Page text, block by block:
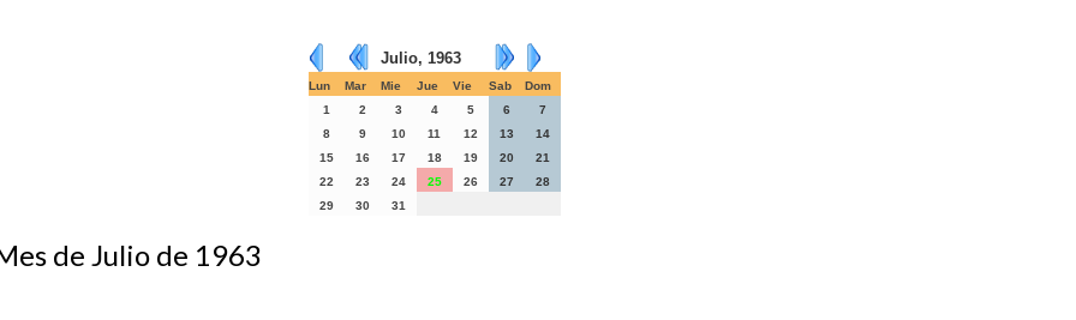
Julio, 1963
Lun Mar Mie Jue Vie Sab
Dom
1
2 3 4 5 6
7
8
9 10 11 12 13
14
15
16 17 18 19 20
21
22
23 24 25 26 27
28
29
30 31
de Julio de 1963